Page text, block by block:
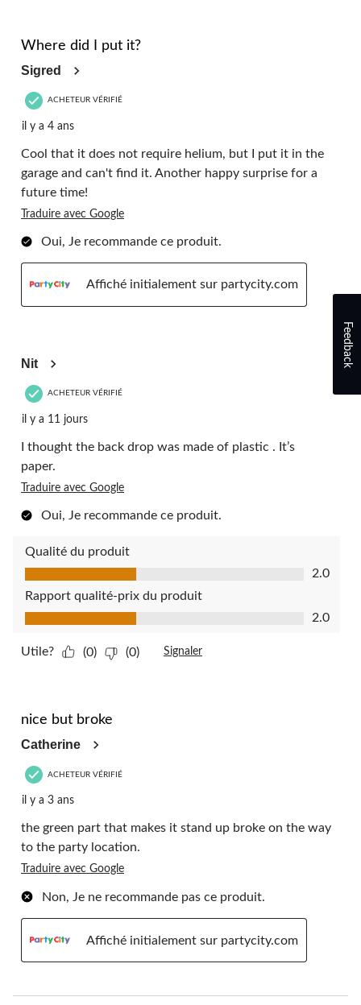
Where did I put it?
Sigred
ACHETEUR VÉRIFIÉ
il y a 4 ans
Cool that it does not require helium, but I put it in the
garage and can't find it. Another happy surprise for a
future time!
Traduire avec Google
Oui, Je recommande ce produit.
Affiché initialement sur partycity.com
Nit
ACHETEUR VÉRIFIÉ
il y a 11 jours
I thought the back drop was made of plastic . It’s
paper.
Traduire avec Google
Oui, Je recommande ce produit.
Qualité du produit
Qualité du produit, 2.0 sur 5
2.0
Rapport qualité-prix du produit
Rapport qualité-prix du produit, 2.0 sur 5
2.0
Utile? (0) (0) Signaler
nice but broke
Catherine
ACHETEUR VÉRIFIÉ
il y a 3 ans
the green part that makes it stand up broke on the way
to the party location.
Traduire avec Google
Non, Je ne recommande pas ce produit.
Affiché initialement sur partycity.com
Feedback